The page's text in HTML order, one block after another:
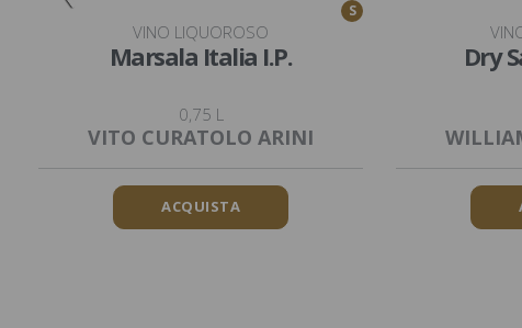
S
VINO LIQUOROSO
Marsala Italia I.P.
0,75 L
VITO CURATOLO ARINI
ACQUISTA
Dry